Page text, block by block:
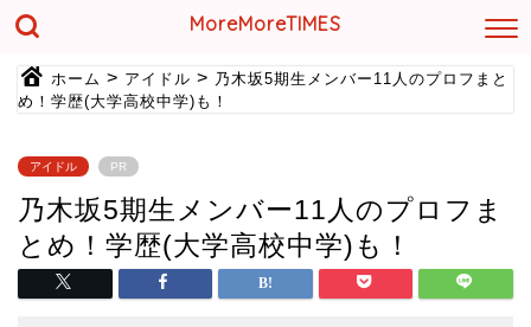
MoreMoreTIMES
ホーム > アイドル > 乃木坂5期生メンバー11人のプロフまと
め！学歴(大学高校中学)も！
アイドル PR
乃木坂5期生メンバー11人のプロフま
とめ！学歴(大学高校中学)も！